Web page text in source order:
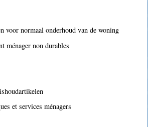
voor normaal onderhoud van de woning
ménager non durables
et services ménagers